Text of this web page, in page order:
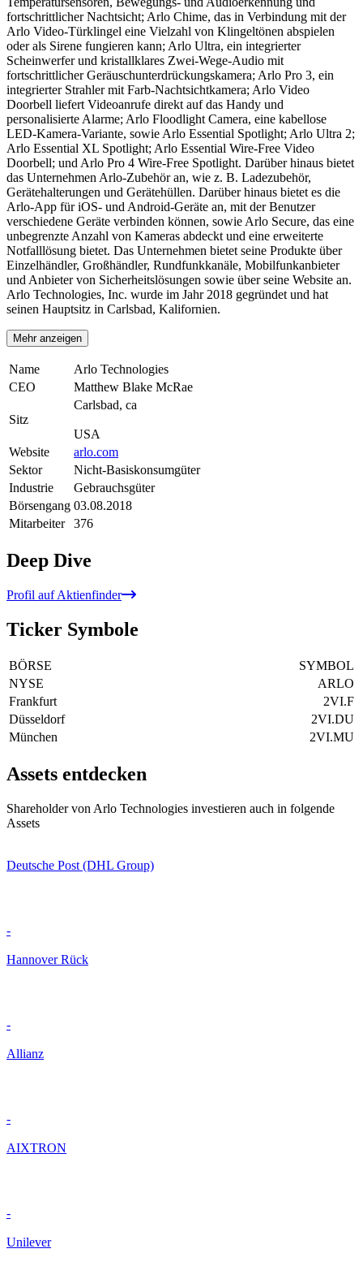
fortschrittlicher Nachtsicht; Arlo Chime, das in Verbindung mit der
Arlo Video-Türklingel eine Vielzahl von Klingeltönen abspielen
oder als Sirene fungieren kann; Arlo Ultra, ein integrierter
Scheinwerfer und kristallklares Zwei-Wege-Audio mit
fortschrittlicher Geräuschunterdrückungskamera; Arlo Pro 3, ein
integrierter Strahler mit Farb-Nachtsichtkamera; Arlo Video
Doorbell liefert Videoanrufe direkt auf das Handy und
personalisierte Alarme; Arlo Floodlight Camera, eine kabellose
LED-Kamera-Variante, sowie Arlo Essential Spotlight; Arlo Ultra 2;
Arlo Essential XL Spotlight; Arlo Essential Wire-Free Video
Doorbell; und Arlo Pro 4 Wire-Free Spotlight. Darüber hinaus bietet
das Unternehmen Arlo-Zubehör an, wie z. B. Ladezubehör,
Gerätehalterungen und Gerätehüllen. Darüber hinaus bietet es die
Arlo-App für iOS- und Android-Geräte an, mit der Benutzer
verschiedene Geräte verbinden können, sowie Arlo Secure, das eine
unbegrenzte Anzahl von Kameras abdeckt und eine erweiterte
Notfalllösung bietet. Das Unternehmen bietet seine Produkte über
Einzelhändler, Großhändler, Rundfunkkanäle, Mobilfunkanbieter
und Anbieter von Sicherheitslösungen sowie über seine Website an.
Arlo Technologies, Inc. wurde im Jahr 2018 gegründet und hat
seinen Hauptsitz in Carlsbad, Kalifornien.
Mehr anzeigen
Name
Arlo Technologies
CEO
Matthew Blake McRae
Sitz
Carlsbad, ca
USA
Website
arlo.com
Sektor
Nicht-Basiskonsumgüter
Industrie
Gebrauchsgüter
Börsengang 03.08.2018
Mitarbeiter
376
Deep Dive
Profil auf Aktienfinder
Ticker Symbole
BÖRSE
SYMBOL
NYSE
ARLO
Frankfurt
2VI.F
Düsseldorf
2VI.DU
München
2VI.MU
Assets entdecken
Shareholder von Arlo Technologies investieren auch in folgende
Assets
Deutsche Post (DHL Group)
-
Hannover Rück
-
Allianz
-
AIXTRON
-
Unilever